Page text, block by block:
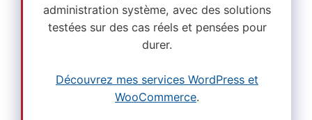
administration système, avec des solutions
testées sur des cas réels et pensées pour
durer.
Découvrez mes services WordPress et
WooCommerce.